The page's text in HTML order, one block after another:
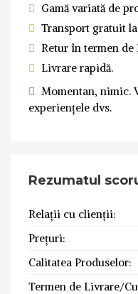
Gamă variată de
Transport gratuit
Retur în termen de
Livrare rapidă.
Momentan, nimic.
experiențele dvs.
Rezumatul
Relații cu clienții:
Prețuri:
Calitatea Produselor:
Termen de Livrare/